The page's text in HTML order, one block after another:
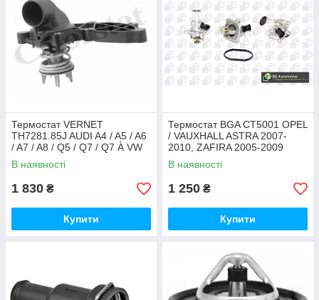
Термостат VERNET
TH7281.85J AUDI A4 / A5 / A6
/ A7 / A8 / Q5 / Q7 / Q7 À VW
TOUAREG
В наявності
1 830 ₴
Купити
Термостат BGA CT5001 OPEL
/ VAUXHALL ASTRA 2007-
2010, ZAFIRA 2005-2009
В наявності
1 250 ₴
Купити